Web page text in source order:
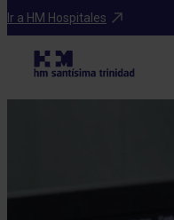
Ir a HM Hospitales